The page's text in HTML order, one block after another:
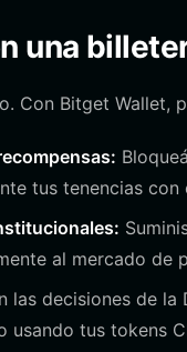
una
Con Bitget
tus tenencias con
al mercado de
las decisiones de
tus tokens